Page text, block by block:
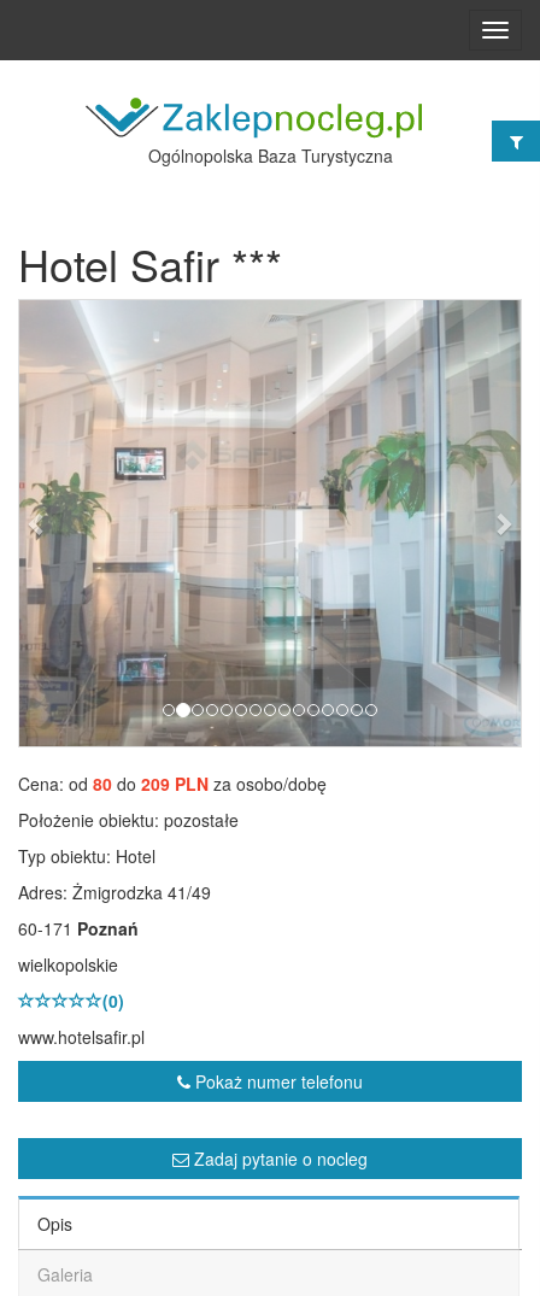
Ogólnopolska Baza Turystyczna
Hotel Safir ***
Poprzednie
Cena: od 80 do 209 PLN za osobo/dobę
Położenie obiektu: pozostałe
Typ obiektu: Hotel
Adres: Żmigrodzka 41/49
60-171 Poznań
wielkopolskie
(0)
www.hotelsafir.pl
Pokaż numer telefonu
Zadaj pytanie o nocleg
Opis
Galeria